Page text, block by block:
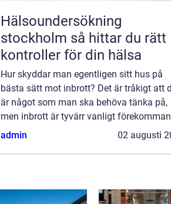
Hälsoundersökning
stockholm så hittar du rätt
kontroller för din hälsa
Hur skyddar man egentligen sitt hus på
bästa sätt mot inbrott? Det är tråkigt att
är något som man ska behöva tänka på,
men inbrott är tyvärr vanligt
bland husä...
admin 02 augusti